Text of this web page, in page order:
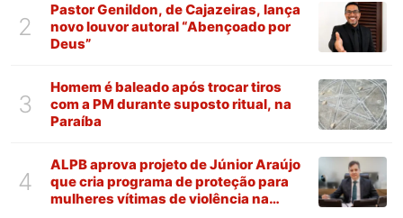
2
Pastor Genildon, de Cajazeiras, lança
novo louvor autoral “Abençoado por
Deus”
3
Homem é baleado após trocar tiros
com a PM durante suposto ritual, na
Paraíba
4
ALPB aprova projeto de Júnior Araújo
que cria programa de proteção para
mulheres vítimas de violência na